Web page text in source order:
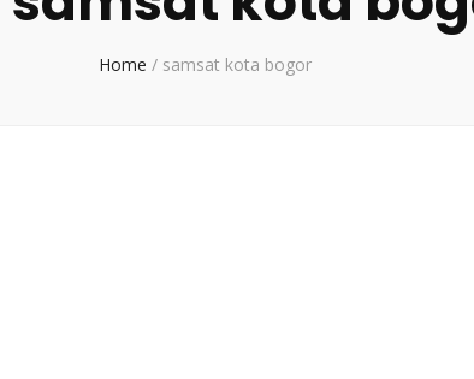
Home / samsat kota bogor